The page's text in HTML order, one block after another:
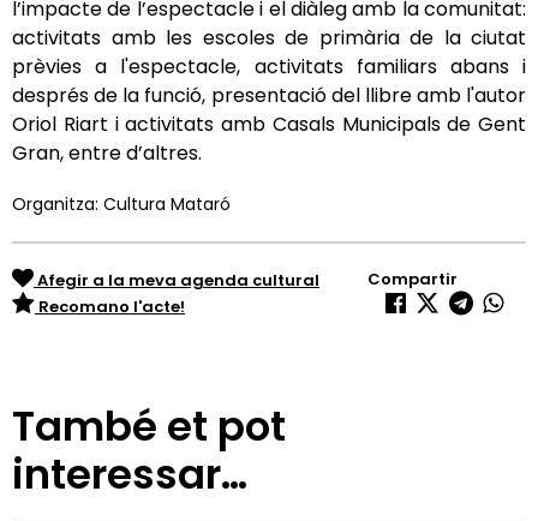
l’impacte de l’espectacle i el diàleg amb la comunitat:
activitats amb les escoles de primària de la ciutat
prèvies a l'espectacle, activitats familiars abans i
després de la funció, presentació del llibre amb l'autor
Oriol Riart i activitats amb Casals Municipalsde Gent
Gran, entre d’altres.
Organitza: Cultura Mataró
Afegir a la meva agenda cultural
Recomano l'acte!
Compartir
També et pot
interessar…